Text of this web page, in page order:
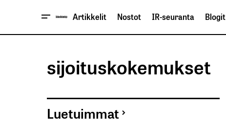
Artikkelit Nostot IR-seuranta Blogit
sijoituskokemukset
Luetuimmat